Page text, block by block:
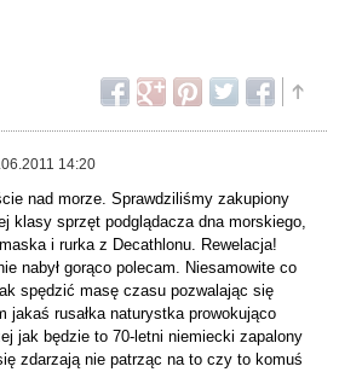
14:20
nad morze. Sprawdziliśmy zakupiony
klasy sprzęt podglądacza dna morskiego,
i rurka z Decathlonu. Rewelacja!
nabył gorąco polecam. Niesamowite co
spędzić masę czasu pozwalając się
jakaś rusałka naturystka prowokująco
jak będzie to 70-letni niemiecki zapalony
zdarzają nie patrząc na to czy to komuś